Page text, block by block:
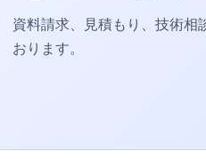
資料請求、見積もり、技術相
おります。